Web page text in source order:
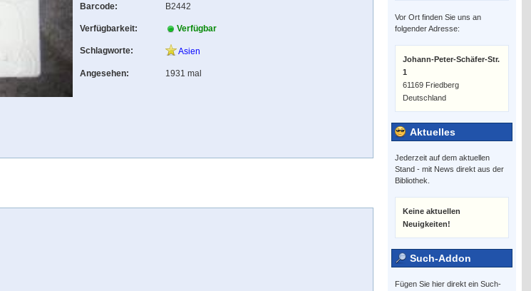
Vor Ort finden Sie uns an
folgender Adresse:
Johann-Peter-Schäfer-Str.
1
61169 Friedberg
Deutschland
Aktuelles
Jederzeit auf dem aktuellen
Stand - mit News direkt aus der
Bibliothek.
Keine aktuellen
Neuigkeiten!
Such-Addon
Fügen Sie hier direkt ein Such-
Barcode: B2442
Verfügbarkeit: Verfügbar
Schlagworte: Asien
Angesehen: 1931 mal